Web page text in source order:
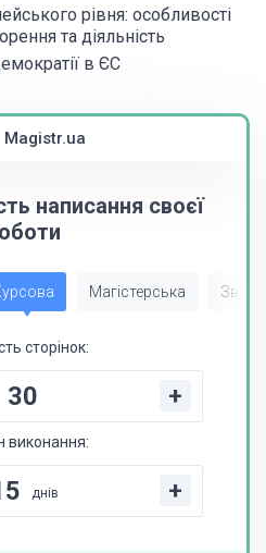
рівня: особливості
та діяльність
в ЄС
Magistr.ua
написання своєї
Магістерська Звіт
сторінок:
+
виконання:
днів +